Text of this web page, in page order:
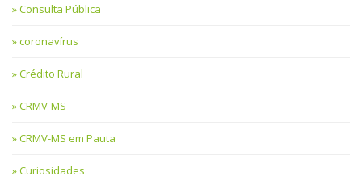
Consulta Pública
coronavírus
Crédito Rural
CRMV-MS
CRMV-MS em Pauta
Curiosidades